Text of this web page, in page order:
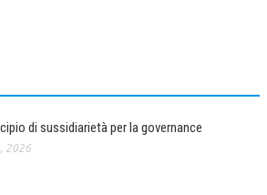
di sussidiarietà per la governance
2026